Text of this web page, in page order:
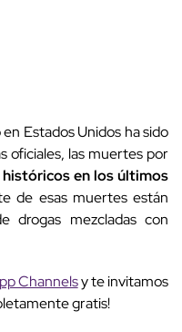
Estados Unidos ha sido
oficiales, las muertes por
históricos en los últimos
de esas muertes están
drogas mezcladas con
Channelsy te invitamos
gratis!